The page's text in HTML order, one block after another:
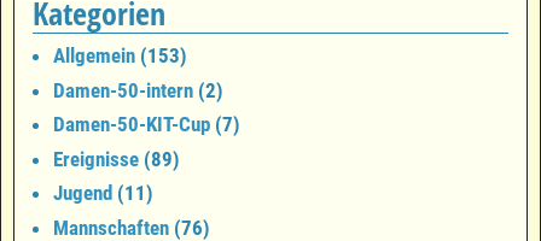
Kategorien
Allgemein (153)
Damen-50-intern (2)
Damen-50-KIT-Cup (7)
Ereignisse (89)
Jugend (11)
Mannschaften (76)